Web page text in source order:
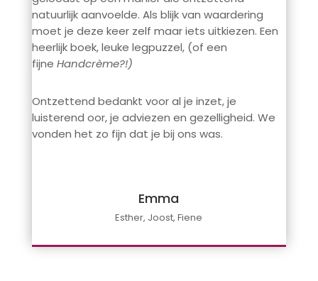
natuurlijk aanvoelde. Als blijk van waardering
moet je deze keer zelf maar iets uitkiezen. Een
heerlijk boek, leuke legpuzzel, (of een
fijne Handcrème?!)
Ontzettend bedankt voor al je inzet, je
luisterend oor, je adviezen en gezelligheid. We
vonden het zo fijn dat je bij ons was.
Emma
Esther, Joost, Fiene